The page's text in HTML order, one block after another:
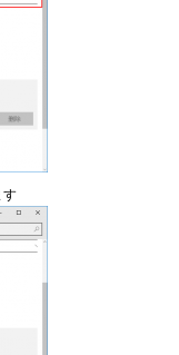
す